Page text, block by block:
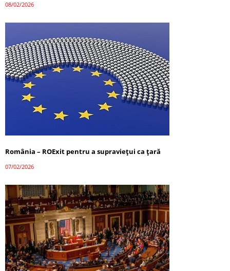
08/02/2026
România – ROExit pentru a supraviețui ca țară
07/02/2026